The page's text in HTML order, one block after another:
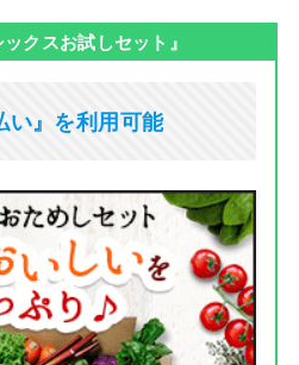
クスお試しセット』
い』を利用可能